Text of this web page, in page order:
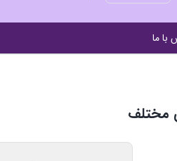
با ما
مختلف